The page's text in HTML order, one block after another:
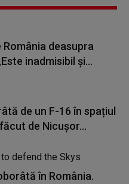
deasupra
inadmisibil şi...
de un F-16 în spațiul
de Nicușor...
în România.